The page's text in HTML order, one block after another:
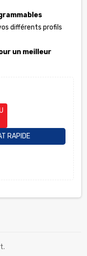
différents profils
un meilleur
RAPIDE